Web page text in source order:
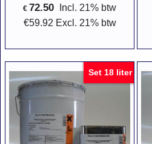
€ 72.50
Incl. 21% btw
€59.92 Excl. 21% btw
Set 18 liter